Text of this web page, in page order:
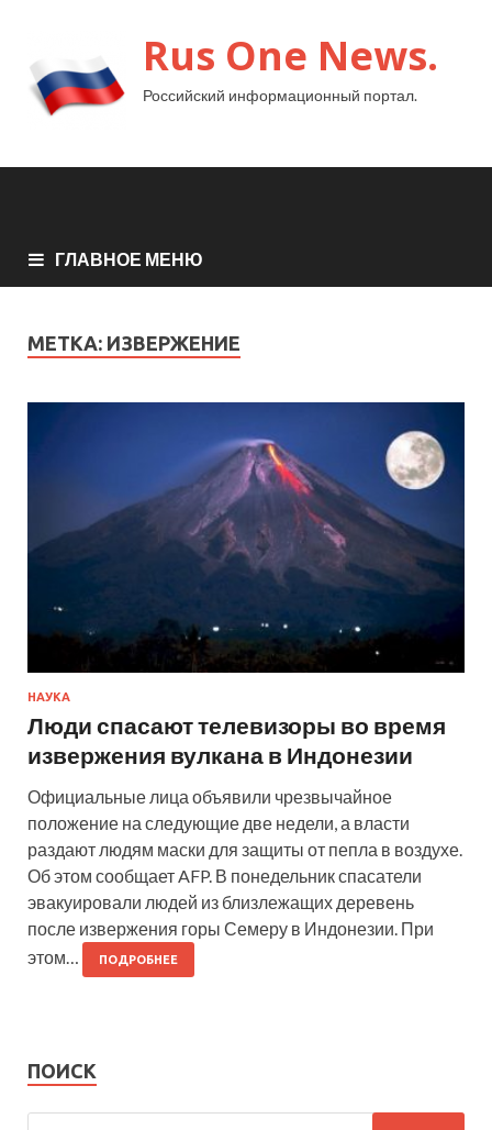
Rus One News.
Российский информационный портал.
ГЛАВНОЕ МЕНЮ
МЕТКА: ИЗВЕРЖЕНИЕ
НАУКА
Люди спасают телевизоры во время
извержения вулкана в Индонезии
Официальные лица объявили чрезвычайное
положение на следующие две недели, а власти
раздают людям маски для защиты от пепла в воздухе.
Об этом сообщает AFP. В понедельник спасатели
эвакуировали людей из близлежащих деревень
после извержения горы Семеру в Индонезии. При
этом…
ПОДРОБНЕЕ
ПОИСК